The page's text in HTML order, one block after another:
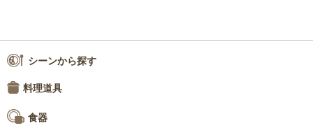
シーンから探す
料理道具
食器